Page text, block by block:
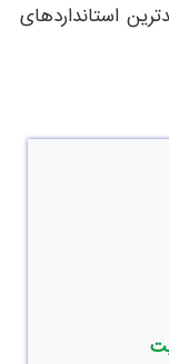
استانداردهای
قیمت